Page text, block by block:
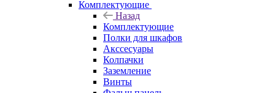
Комплектующие
Назад
Комплектующие
Полки для шкафов
Акссесуары
Колпачки
Заземление
Винты